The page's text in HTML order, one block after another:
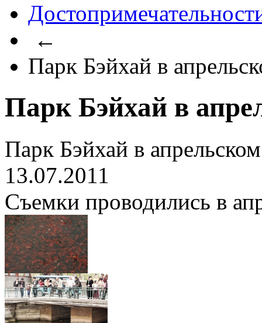
←
Парк Бэйхай в
Парк Бэйхай в
Парк Бэйхай в
13.07.2011
Съемки проводились в